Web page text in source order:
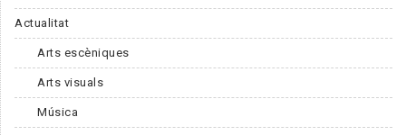
Actualitat
Arts escèniques
Arts visuals
Música